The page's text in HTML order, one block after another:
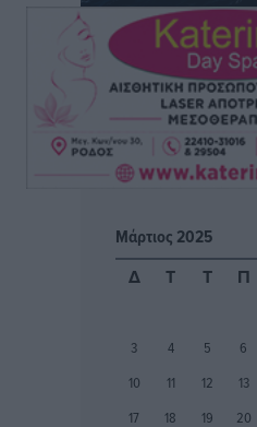
Αθλητικά• πριν 3 ώρες
Κλεάνθης: Δουλειές μετά
ατομικό για δύο
Αθλητικά πριν 3 ώρες
Φοίβος: Εν αναμονή του
Εθνικός Αρχίπολης:
Μάρτιος 2025
Δ
Τ Τ Π
3
4 5 6
10
11 12 13
17
18 19 20